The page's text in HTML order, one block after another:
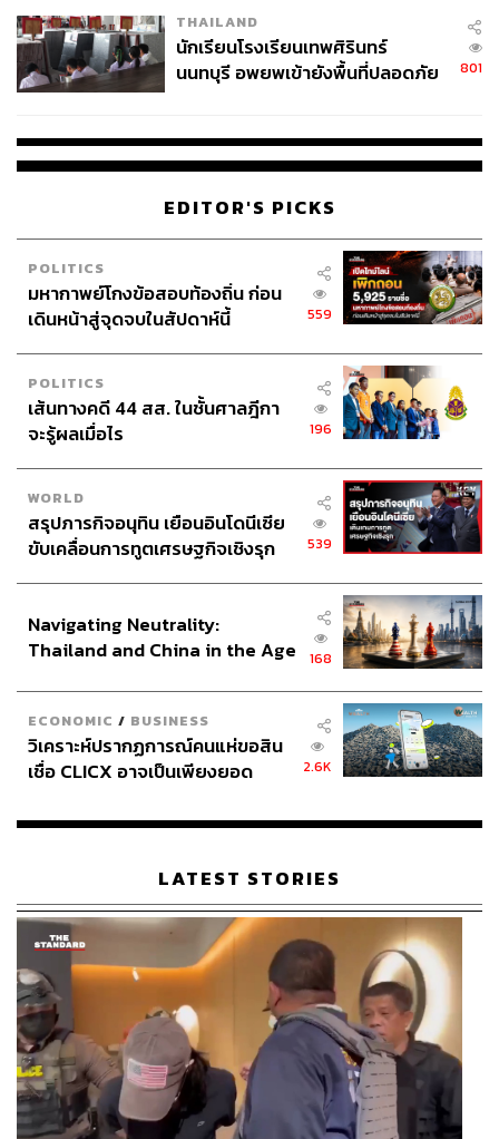
จ่ายหนี้-แอบระบุแบรนด์
THAILAND
นักเรียนโรงเรียนเทพศิรินทร์
นนทบุรี อพยพเข้ายังพื้นที่ปลอดภัย
801
EDITOR'S PICKS
POLITICS
มหากาพย์โกงข้อสอบท้องถิ่น ก่อน
เดินหน้าสู่จุดจบในสัปดาห์นี้
559
POLITICS
เส้นทางคดี 44 สส. ในชั้นศาลฎีกา
จะรู้ผลเมื่อไร
196
WORLD
สรุปภารกิจอนุทิน เยือนอินโดนีเซีย
ขับเคลื่อนการทูตเศรษฐกิจเชิงรุก
539
Navigating Neutrality:
Thailand and China in the Age
168
ECONOMIC / BUSINESS
วิเคราะห์ปรากฏการณ์คนแห่ขอสิน
เชื่อ CLICX อาจเป็นเพียงยอด
เรือนไทยที่ถูกซุกไว้
2.6K
LATEST STORIES